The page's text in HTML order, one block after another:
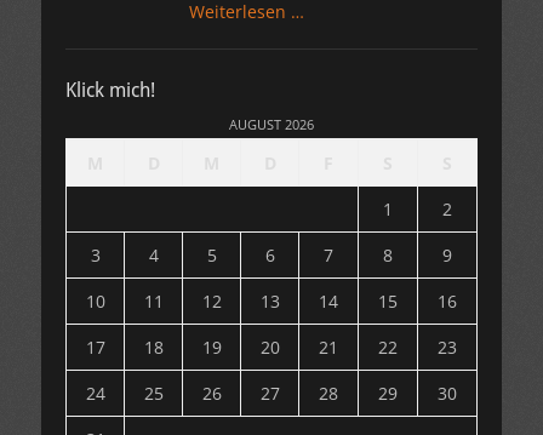
Weiterlesen …
Klick mich!
AUGUST 2026
1
2
3
4 5 6 7 8
9
10
11 12 13 14 15
16
17
18 19 20 21 22
23
24
25 26 27 28 29
30